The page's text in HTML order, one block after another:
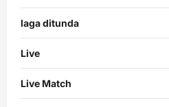
laga ditunda
Live
Live Match